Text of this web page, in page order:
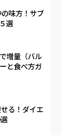
の味方！サブ
選
増量（バル
と食べ方ガ
る！ダイエ